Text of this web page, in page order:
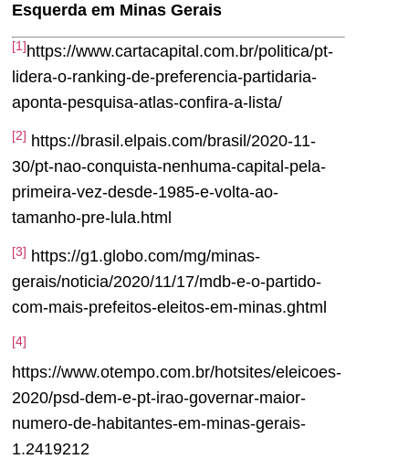
Esquerda em Minas Gerais
[1] https://www.cartacapital.com.br/politica/pt-
lidera-o-ranking-de-preferencia-partidaria-
aponta-pesquisa-atlas-confira-a-lista/
[2] https://brasil.elpais.com/brasil/2020-11-
30/pt-nao-conquista-nenhuma-capital-pela-
primeira-vez-desde-1985-e-volta-ao-
tamanho-pre-lula.html
[3] https://g1.globo.com/mg/minas-
gerais/noticia/2020/11/17/mdb-e-o-partido-
com-mais-prefeitos-eleitos-em-minas.ghtml
[4]
https://www.otempo.com.br/hotsites/eleicoes-
2020/psd-dem-e-pt-irao-governar-maior-
numero-de-habitantes-em-minas-gerais-
1.2419212